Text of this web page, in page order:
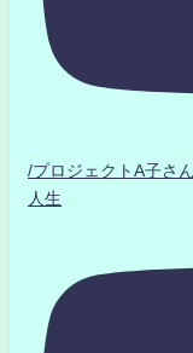
/プロジェクトA子さ
人生